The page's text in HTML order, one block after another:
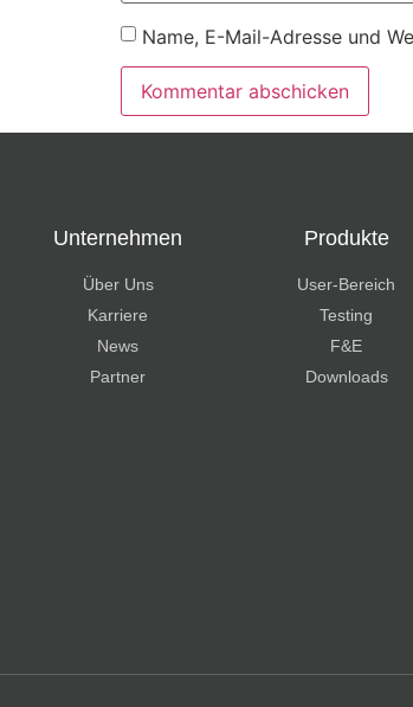
Name, E-Mail-Adresse und
Unternehmen
Über Uns
Karriere
News
Partner
Produkte
User-Bereich
Testing
F&E
Downloads